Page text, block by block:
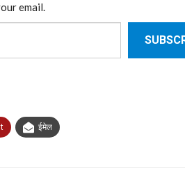
email.
ईमेल